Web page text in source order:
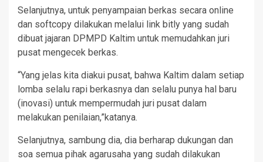
Selanjutnya, untuk penyampaian berkas secara online
dan softcopy dilakukan melalui link bitly yang sudah
dibuat jajaran DPMPD Kaltim untuk memudahkan juri
pusat mengecek berkas.
“Yang jelas kita diakui pusat, bahwa Kaltim dalam setiap
lomba selalu rapi berkasnya dan selalu punya hal baru
(inovasi) untuk mempermudah juri pusat dalam
melakukan penilaian,”katanya.
Selanjutnya, sambung dia, dia berharap dukungan dan
soa semua pihak agarusaha yang sudah dilakukan